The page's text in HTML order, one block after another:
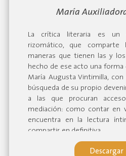
María
La crítica literaria es un
rizomático, que comparte
maneras que tienen las y
hecho de ese acto una forma
María Augusta Vintimilla,
búsqueda de su propio
a las que procuran
mediación: como contar en
encuentra en la lectura
compartir, en definitiva.
Descargar